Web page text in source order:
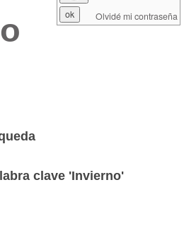
clave 'Invierno'
Olvidé mi contraseña